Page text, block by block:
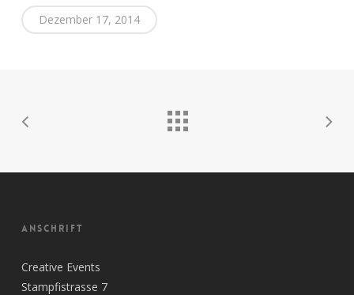
Dezember 17, 2014
ANSCHRIFT
Creative Events
Stampfistrasse 7